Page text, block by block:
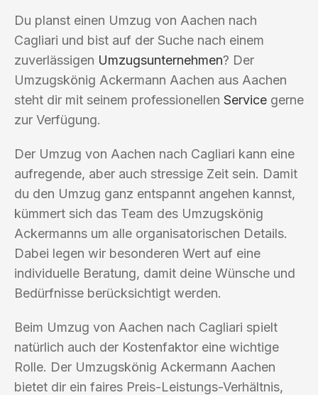
Du planst einen Umzug von Aachen nach
Cagliari und bist auf der Suche nach einem
zuverlässigen Umzugsunternehmen? Der
Umzugskönig Ackermann Aachen aus Aachen
steht dir mit seinem professionellen Service gerne
zur Verfügung.
Der Umzug von Aachen nach Cagliari kann eine
aufregende, aber auch stressige Zeit sein. Damit
du den Umzug ganz entspannt angehen kannst,
kümmert sich das Team des Umzugskönig
Ackermanns um alle organisatorischen Details.
Dabei legen wir besonderen Wert auf eine
individuelle Beratung, damit deine Wünsche und
Bedürfnisse berücksichtigt werden.
Beim Umzug von Aachen nach Cagliari spielt
natürlich auch der Kostenfaktor eine wichtige
Rolle. Der Umzugskönig Ackermann Aachen
bietet dir ein faires Preis-Leistungs-Verhältnis,